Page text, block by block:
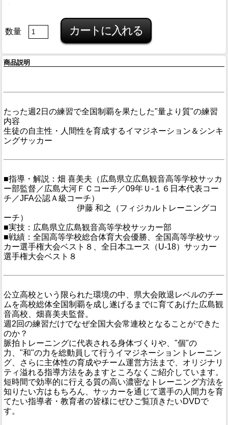
数量
商品説明
たった週2日の練習で全国制覇を果たした"量より質"の練習
内容
生徒の自主性・人間性を育成するイマジネーション＆シンキ
ングサッカー
■指導・解説：畑 喜美夫（広島県立広島観音高等学校サッカ
ー部監督／広島大河ＦＣコーチ／09年Ｕ-１６日本代表コー
チ／JFA公認Ａ級コーチ）
伊藤 和之（フィジカルトレーニングコ
ーチ）
■実技：広島県立広島観音高等学校サッカー部
■戦績：全国高等学校総合体育大会優勝、全国高等学校サッ
カー選手権大会ベスト８、全日本ユース（U-18）サッカー
選手権大会ベスト８
公立高校という限られた環境の中、県大会敗退レベルのチー
ムを高校総体全国制覇を成し遂げるまでに育てあげた広島観
音高校、畑喜美夫監督。
週2回の練習だけでなぜ全国大会常連校となることができた
のか？
脈拍トレーニングに代表される身体づくりや、"個"の
力、"和"の力を総動員して行うイマジネーショントレーニン
グ、さらに主体性の育成やチーム運営方法まで、オリジナリ
ティ溢れる指導方法をあますところなくご紹介しています。
短時間で効率的に行える質の高い濃密なトレーニング方法を
知りたい方はもちろん、サッカーを通じて選手の人間力を育
てたい指導者・教育者の皆様にぜひご覧頂きたいDVDで
す。